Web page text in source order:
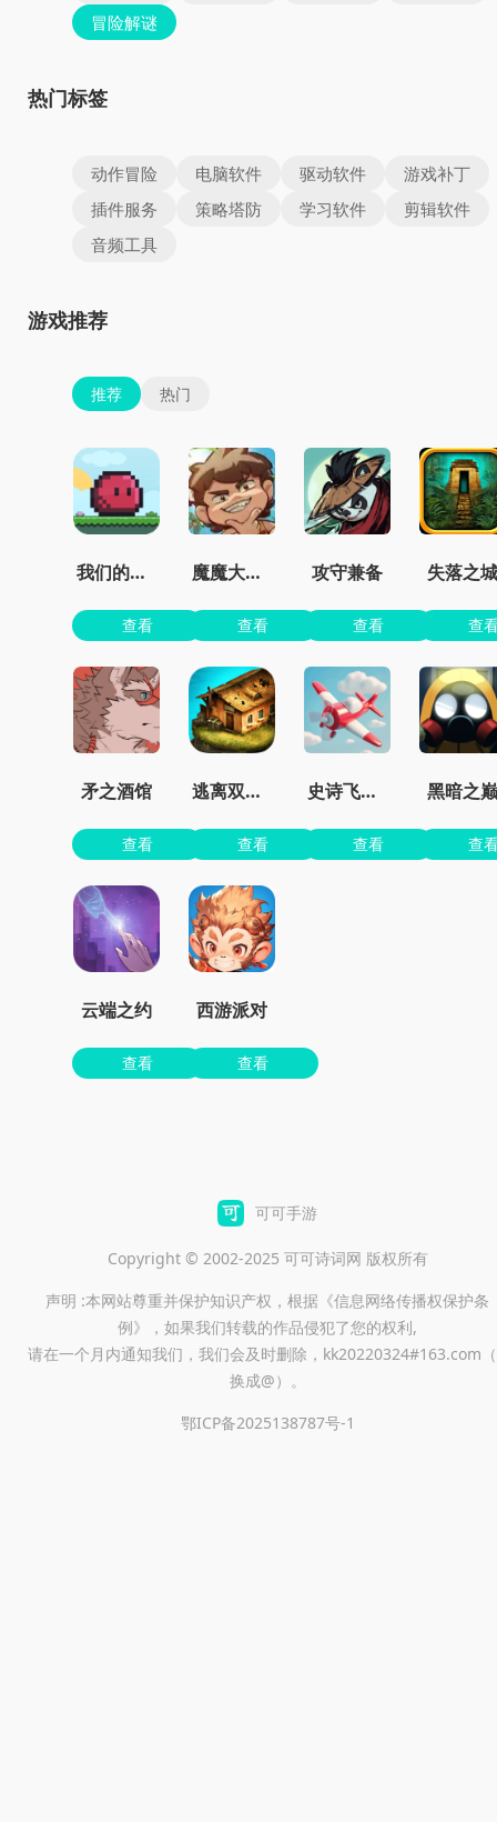
冒险解谜
热门标签
动作冒险 电脑软件 驱动软件
游戏补丁
插件服务
策略塔防 学习软件
剪辑软件
音频工具
游戏推荐
推荐 热门
我们的世界
查看
魔魔大冒险官方正版
查看
攻守兼备
查看
失落之城
查
矛之酒馆
查看
逃离双塔湾
查看
史诗飞机进化
查看
黑暗之巅
查
云端之约
查看
西游派对
查看
可可手游
Copyright © 2002-2025 可可诗词网 版权所有
声明 :本网站尊重并保护知识产权，根据《信息网络传播权保护条
例》，如果我们转载的作品侵犯了您的权利,
请在一个月内通知我们，我们会及时删除，kk20220324#163.com
换成@）。
鄂ICP备2025138787号-1